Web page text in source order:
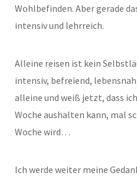
Wohlbefinden. Aber gerade
intensiv und lehrreich.
Alleine reisen ist kein
intensiv, befreiend,
alleine und weiß jetzt, dass
Woche aushalten kann, mal
Woche wird…
Ich werde weiter meine